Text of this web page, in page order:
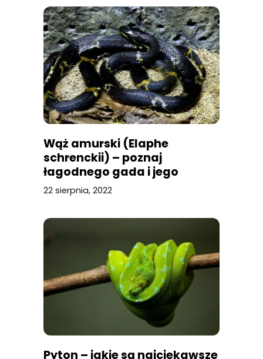
Wąż amurski (Elaphe
schrenckii) – poznaj
łagodnego gada i jego
zwyczaje
22 sierpnia, 2022
Pyton – jakie są najciekawsze